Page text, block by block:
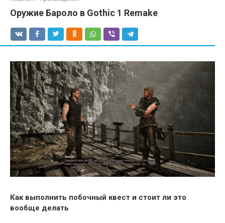
Оружие Бароло в Gothic 1 Remake
Как выполнить побочный квест и стоит ли это
вообще делать